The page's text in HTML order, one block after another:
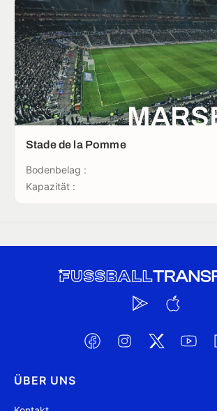
Stade de la Pomme
Bodenbelag :
Kapazität :
ÜBER UNS